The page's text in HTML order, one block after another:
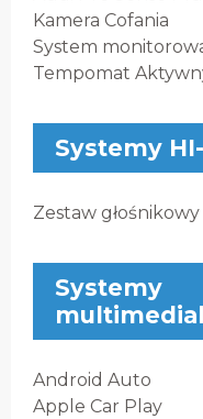
Kamera Cofania
System
Tempomat
Systemy
Zestaw głośnikowy
Systemy
Android Auto
Apple Car Play